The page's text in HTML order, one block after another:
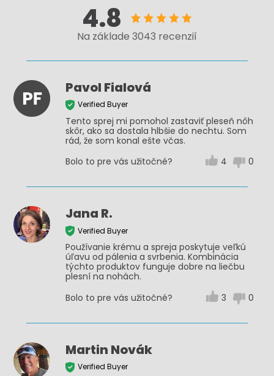
4.8
Na základe 3043 recenzií
Pavol Fialová
Verified Buyer
Tento sprej mi pomohol zastaviť pleseň nôh
skôr, ako sa dostala hlbšie do nechtu. Som
rád, že som konal ešte včas.
Bolo to pre vás užitočné?
4 0
Jana R.
Verified Buyer
Používanie krému a spreja poskytuje veľkú
úľavu od pálenia a svrbenia. Kombinácia
týchto produktov funguje dobre na liečbu
plesní na nohách.
Bolo to pre vás užitočné?
3 0
Martin Novák
Verified Buyer